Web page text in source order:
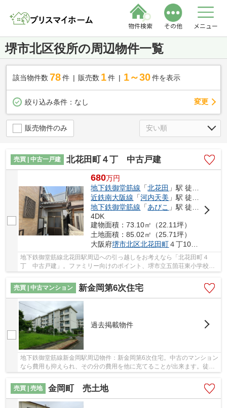
物件検索 その他 メニュー
堺市北区役所の周辺物件一覧
該当物件数 78件 販売数 1 件 1～30 件を表示
絞り込み条件： なし 変更
販売物件のみ
売買 | 中古一戸建 北花田町４丁 中古戸建
680万円
地下鉄御堂筋線 「北花田 」駅 徒歩10分
近鉄南大阪線 「河内天美 」駅 徒歩21分
地下鉄御堂筋線 「あびこ 」駅 徒歩25分
4DK
建物面積：73.10㎡（22.11坪）
土地面積：85.02㎡（25.71坪）
大阪府堺市北区北花田町４丁108-20
地下鉄御堂筋線北花田駅周辺への引っ越しをお考えなら「北花田町４
丁 中古戸建」。ファミリー向けのポイント、堺市立五箇荘東小学校が
売買 | 中古マンション
新金岡第6次住宅
過去掲載物件
地下鉄御堂筋線新金岡駅周辺物件：新金岡第6次住宅。中古のマンション
なら費用も抑えられ、その分の費用を他に充てることが出来ます。徒歩
売買 | 売地
金岡町 売土地